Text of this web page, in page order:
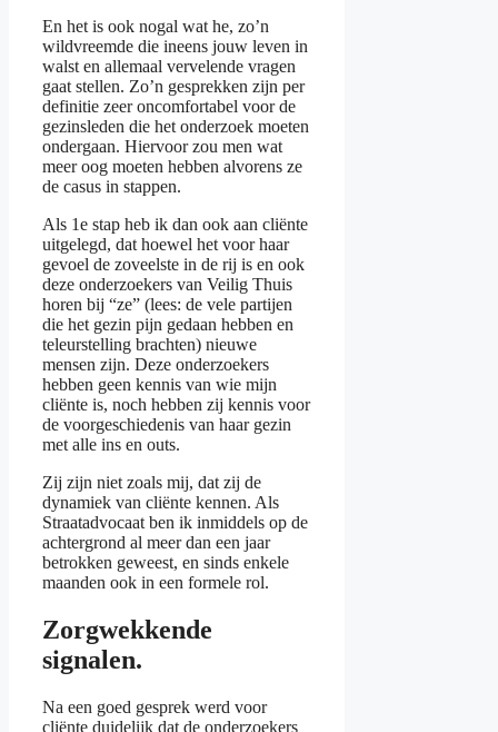
En het is ook nogal wat he, zo’n
wildvreemde die ineens jouw leven in
walst en allemaal vervelende vragen
gaat stellen. Zo’n gesprekken zijn per
definitie zeer oncomfortabel voor de
gezinsleden die het onderzoek moeten
ondergaan. Hiervoor zou men wat
meer oog moeten hebben alvorens ze
de casus in stappen.
Als 1e stap heb ik dan ook aan cliënte
uitgelegd, dat hoewel het voor haar
gevoel de zoveelste in de rij is en ook
deze onderzoekers van Veilig Thuis
horen bij “ze” (lees: de vele partijen
die het gezin pijn gedaan hebben en
teleurstelling brachten) nieuwe
mensen zijn. Deze onderzoekers
hebben geen kennis van wie mijn
cliënte is, noch hebben zij kennis voor
de voorgeschiedenis van haar gezin
met alle ins en outs.
Zij zijn niet zoals mij, dat zij de
dynamiek van cliënte kennen. Als
Straatadvocaat ben ik inmiddels op de
achtergrond al meer dan een jaar
betrokken geweest, en sinds enkele
maanden ook in een formele rol.
Zorgwekkende
signalen.
Na een goed gesprek werd voor
cliënte duidelijk dat de onderzoekers